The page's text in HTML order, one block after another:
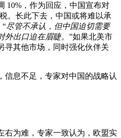
10%，作为回应，中国宣布对
。长此下去，中国或将难以承
“尽管不承认，但中国迫切需要
出口迫在眉睫。 ”如果北美市
寻其他市场，同时强化伙伴关
信息不足，专家对中国的战略认
右为难，专家一致认为，欧盟实